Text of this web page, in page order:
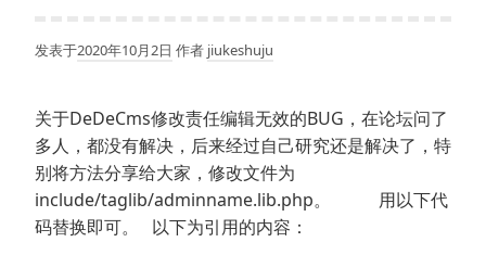
发表于2020年10月2日 作者 jiukeshuju
关于DeDeCms修改责任编辑无效的BUG，在论坛问了
多人，都没有解决，后来经过自己研究还是解决了，特
别将方法分享给大家，修改文件为
include/taglib/adminname.lib.php。 用以下代
码替换即可。 以下为引用的内容：